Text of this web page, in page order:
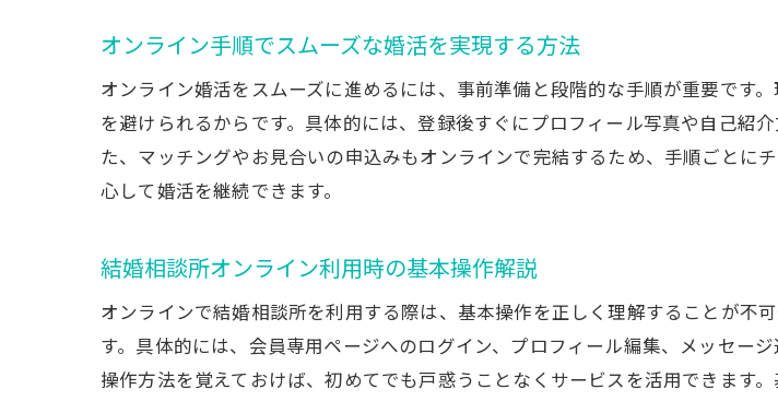
忙しい方にも結婚相談所オ
オンライン結婚相談所の選
オンライン手順でスムーズな婚活を実現する方法
オンライン婚活をスムーズに進めるには、事前準備と段階的な手順が重要です
を避けられるからです。具体的には、登録後すぐにプロフィール写真や自己紹
た、マッチングやお見合いの申込みもオンラインで完結するため、手順ごとに
心して婚活を継続できます。
結婚相談所オンライン利用時の基本操作解説
オンラインで結婚相談所を利用する際は、基本操作を正しく理解することが不
す。具体的には、会員専用ページへのログイン、プロフィール編集、メッセー
操作方法を覚えておけば、初めてでも戸惑うことなくサービスを活用できます